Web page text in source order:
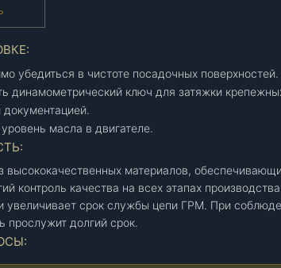
убедиться в чистоте посадочных поверхностей.
динамометрический ключ для затяжки
документацией.
масла в двигателе.
высококачественных материалов,
контроль качества на всех этапах
увеличивает срок службы цепи ГРМ. При
прослужит долгий срок.